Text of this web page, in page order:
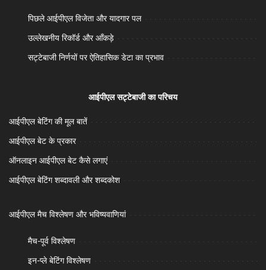
पिछले आईपीएल विजेता और यादगार पल
उल्लेखनीय रिकॉर्ड और आँकड़े
सट्टेबाजी निर्णयों पर ऐतिहासिक डेटा का प्रभाव
आईपीएल सट्टेबाजी का परिचय
आईपीएल बेटिंग की मूल बातें
आईपीएल बेट के प्रकार
ऑनलाइन आईपीएल बेट कैसे लगाएं
आईपीएल बेटिंग शब्दावली और शब्दकोश
आईपीएल मैच विश्लेषण और भविष्यवाणियां
मैच-पूर्व विश्लेषण
इन-प्ले बेटिंग विश्लेषण